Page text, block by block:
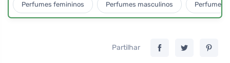
Perfumes femininos Perfumes masculinos Perfumes
Partilhar